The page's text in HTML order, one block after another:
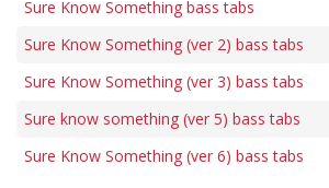
Sure Know Something bass tabs
Sure Know Something (ver 2) bass tabs
Sure Know Something (ver 3) bass tabs
Sure know something (ver 5) bass tabs
Sure Know Something (ver 6) bass tabs